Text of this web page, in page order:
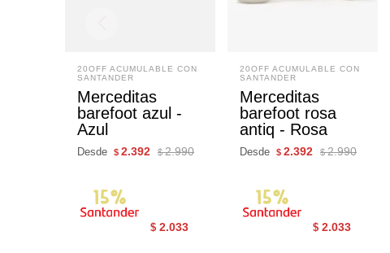
20OFF ACUMULABLE CON
SANTANDER
Merceditas
barefoot azul -
Azul
Desde $ 2.392 $ 2.990
$ 2.033
20OFF ACUMULABLE CON
SANTANDER
Merceditas
barefoot rosa
antiq - Rosa
Desde $ 2.392 $ 2.990
$ 2.033